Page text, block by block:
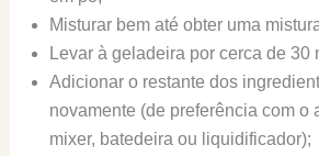
Misturar bem até obter uma
Levar à geladeira por cerca de 30
Adicionar o restante dos
novamente (de preferência com o
mixer, batedeira ou liquidificador);